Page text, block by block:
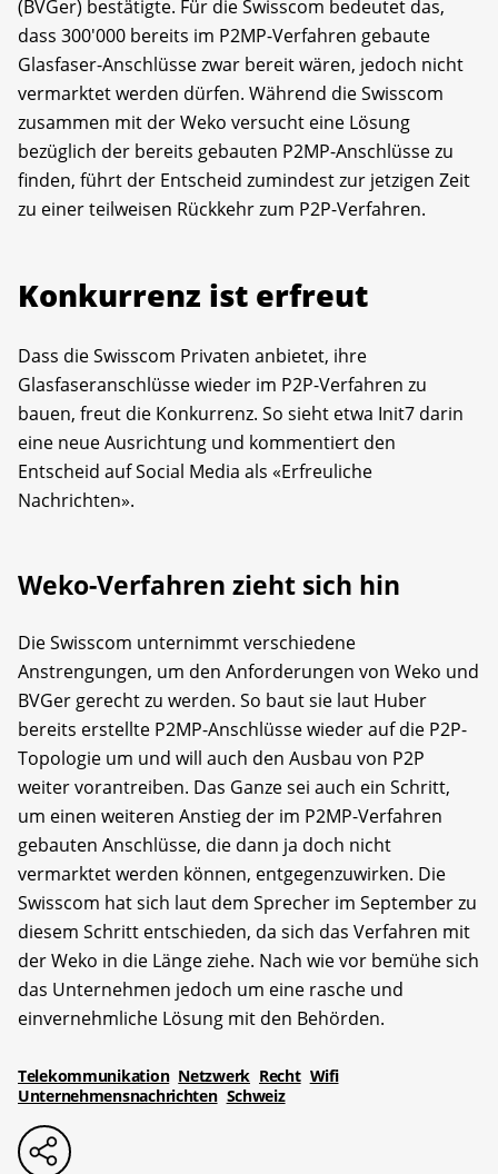
(BVGer) bestätigte. Für die Swisscom bedeutet das,
dass 300'000 bereits im P2MP-Verfahren gebaute
Glasfaser-Anschlüsse zwar bereit wären, jedoch nicht
vermarktet werden dürfen. Während die Swisscom
zusammen mit der Weko versucht eine Lösung
bezüglich der bereits gebauten P2MP-Anschlüsse zu
finden, führt der Entscheid zumindest zur jetzigen Zeit
zu einer teilweisen Rückkehr zum P2P-Verfahren.
Konkurrenz ist erfreut
Dass die Swisscom Privaten anbietet, ihre
Glasfaseranschlüsse wieder im P2P-Verfahren zu
bauen, freut die Konkurrenz. So sieht etwa Init7 darin
eine neue Ausrichtung und kommentiert den
Entscheid auf Social Media als «Erfreuliche
Nachrichten».
Weko-Verfahren zieht sich hin
Die Swisscom unternimmt verschiedene
Anstrengungen, um den Anforderungen von Weko und
BVGer gerecht zu werden. So baut sie laut Huber
bereits erstellte P2MP-Anschlüsse wieder auf die P2P-
Topologie um und will auch den Ausbau von P2P
weiter vorantreiben. Das Ganze sei auch ein Schritt,
um einen weiteren Anstieg der im P2MP-Verfahren
gebauten Anschlüsse, die dann ja doch nicht
vermarktet werden können, entgegenzuwirken. Die
Swisscom hat sich laut dem Sprecher im September zu
diesem Schritt entschieden, da sich das Verfahren mit
der Weko in die Länge ziehe. Nach wie vor bemühe sich
das Unternehmen jedoch um eine rasche und
einvernehmliche Lösung mit den Behörden.
Telekommunikation Netzwerk Recht Wifi
Unternehmensnachrichten Schweiz